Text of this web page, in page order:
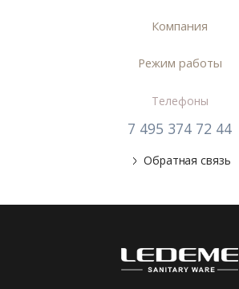
Компания
Режим работы
Телефоны
7 495 374 72 44
Обратная связь